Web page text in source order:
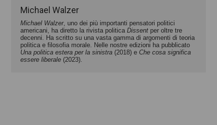
Michael Walzer
Michael Walzer, uno dei più importanti pensatori politici
americani, ha diretto la rivista politica Dissent per oltre tre
decenni. Ha scritto su una vasta gamma di argomenti di teoria
politica e filosofia morale. Nelle nostre edizioni ha pubblicato
Una politica estera per la sinistra (2018) e Che cosa significa
essere liberale (2023).